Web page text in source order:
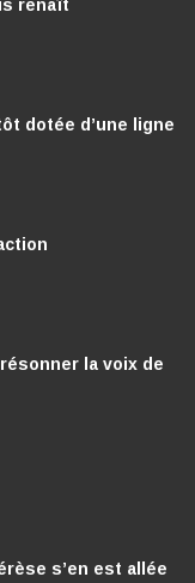
renaît
dotée d’une ligne
la voix de
s’en est allée